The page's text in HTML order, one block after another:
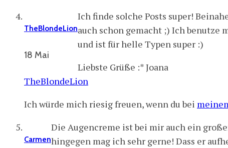
TheBlondeLion
18 Mai
Ich finde solche Posts super!
auch schon gemacht ;) Ich benutze
und ist für helle Typen super :)
Liebste Grüße :* Joana
TheBlondeLion
Ich würde mich riesig freuen, wenn du bei
Carmen
Die Augencreme ist bei mir auch ein
hingegen mag ich sehr gerne! Dass er